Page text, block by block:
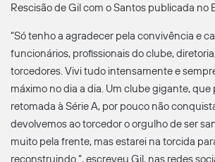
Rescisão de Gil com o Santos publicada no
“Só tenho a agradecer pela convivência e
funcionários, profissionais do clube,
torcedores. Vivi tudo intensamente e
máximo no dia a dia. Um clube gigante,
retomada à Série A, por pouco não
devolvemos ao torcedor o orgulho de ser
muito pela frente, mas estarei na torcida
reconstruindo.”, escreveu Gil, nas redes